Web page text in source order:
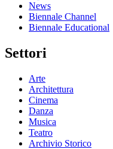
News
Biennale Channel
Biennale Educational
Settori
Arte
Architettura
Cinema
Danza
Musica
Teatro
Archivio Storico